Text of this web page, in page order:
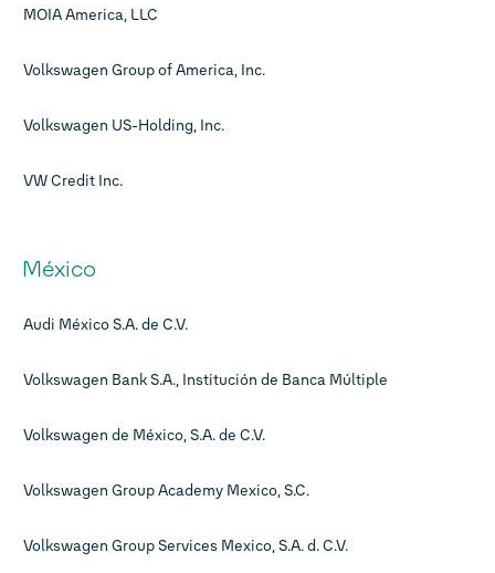
MOIA America, LLC
Volkswagen Group of America, Inc.
Volkswagen US-Holding, Inc.
VW Credit Inc.
México
Audi México S.A. de C.V.
Volkswagen Bank S.A., Institución de Banca Múltiple
Volkswagen de México, S.A. de C.V.
Volkswagen Group Academy Mexico, S.C.
Volkswagen Group Services Mexico, S.A. d. C.V.